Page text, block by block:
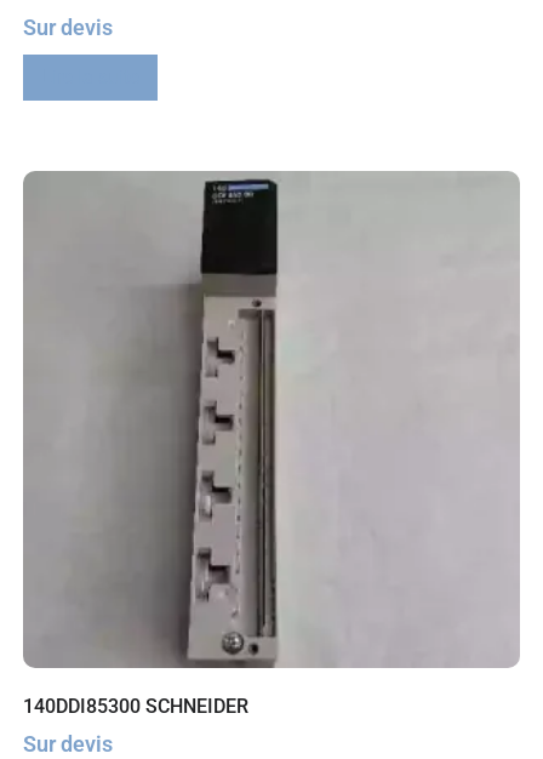
Sur devis
140DDI85300 SCHNEIDER
Sur devis